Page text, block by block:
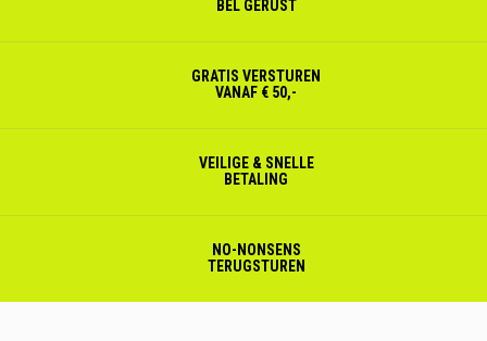
BEL GERUST
GRATIS VERSTUREN
VANAF € 50,-
VEILIGE & SNELLE
BETALING
NO-NONSENS
TERUGSTUREN